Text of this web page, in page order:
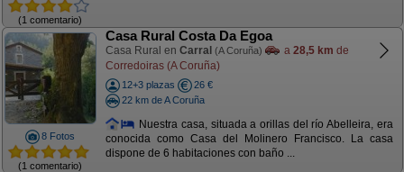
(1 comentario)
8 Fotos
(1 comentario)
Casa Rural Costa Da Egoa
Casa Rural en Carral (A Coruña) a 28,5 km de
Corredoiras (A Coruña)
12+3 plazas
26 €
22 km de A Coruña
Nuestra casa, situada a orillas del río Abelleira, era
conocida como Casa del Molinero Francisco. La casa
dispone de 6 habitaciones con baño ...